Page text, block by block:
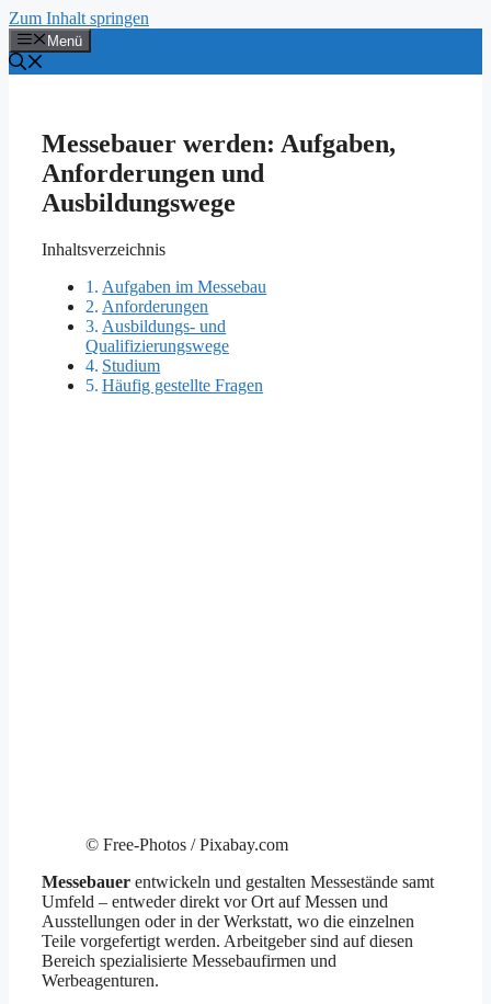
Zum Inhalt springen
Menü
Messebauer werden: Aufgaben,
Anforderungen und
Ausbildungswege
Inhaltsverzeichnis
Aufgaben im Messebau
Anforderungen
Ausbildungs- und
Qualifizierungswege
Studium
Häufig gestellte Fragen
© Free-Photos / Pixabay.com
Messebauer entwickeln und gestalten Messestände samt
Umfeld – entweder direkt vor Ort auf Messen und
Ausstellungen oder in der Werkstatt, wo die einzelnen
Teile vorgefertigt werden. Arbeitgeber sind auf diesen
Bereich spezialisierte Messebaufirmen und
Werbeagenturen.